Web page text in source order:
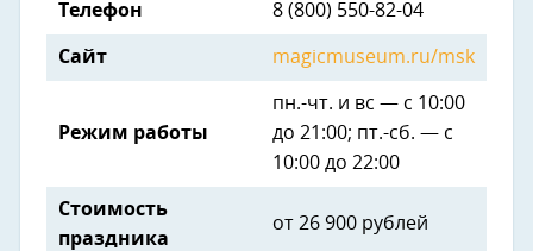
Телефон 8 (800) 550-82-04
Сайт magicmuseum.ru/msk
Режим работы
пн.-чт. и вс — с 10:00
до 21:00; пт.-сб. — с
10:00 до 22:00
Стоимость
праздника
от 26 900 рублей